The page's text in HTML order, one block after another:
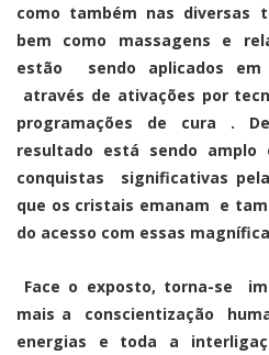
como também nas diversas
bem como massagens e
estão sendo aplicados em
através de ativações por
programações de cura .
resultado está sendo
conquistas significativas
que os cristais emanam e
do acesso com essas
Face o exposto, torna-se
mais a conscientização
energias e toda a